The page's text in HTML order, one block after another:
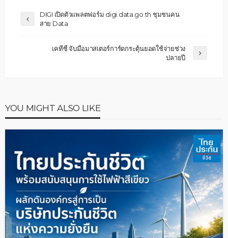
DIGI เปิดตัวแพลตฟอร์ม digi.data.go.th ชุมชนคน
สาย Data
เคทีซี จับมือมาสเตอร์การ์ดกระตุ้นยอดใช้จ่ายช่วง
ปลายปี
YOU MIGHT ALSO LIKE